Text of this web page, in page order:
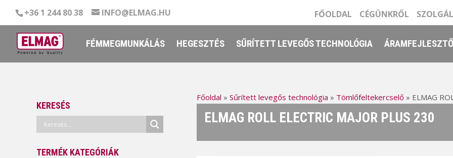
+36 1 244 80 38 INFO@ELMAG.HU FŐOLDAL CÉGÜNKRŐL
FÉMMEGMUNKÁLÁS HEGESZTÉS SŰRÍTETT LEVEGŐS TECHNOLÓGIA
Főoldal » Sűrített levegős technológia » Tömlőfeltekercselő» ELMAG
ELMAG ROLL ELECTRIC MAJOR PLUS 230
KERESÉS
TERMÉK KATEGÓRIÁK